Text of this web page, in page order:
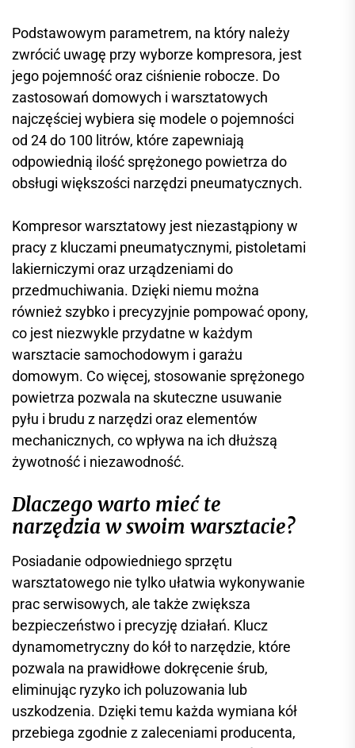
Podstawowym parametrem, na który należy
zwrócić uwagę przy wyborze kompresora, jest
jego pojemność oraz ciśnienie robocze. Do
zastosowań domowych i warsztatowych
najczęściej wybiera się modele o pojemności
od 24 do 100 litrów, które zapewniają
odpowiednią ilość sprężonego powietrza do
obsługi większości narzędzi pneumatycznych.
Kompresor warsztatowy jest niezastąpiony w
pracy z kluczami pneumatycznymi, pistoletami
lakierniczymi oraz urządzeniami do
przedmuchiwania. Dzięki niemu można
również szybko i precyzyjnie pompować opony,
co jest niezwykle przydatne w każdym
warsztacie samochodowym i garażu
domowym. Co więcej, stosowanie sprężonego
powietrza pozwala na skuteczne usuwanie
pyłu i brudu z narzędzi oraz elementów
mechanicznych, co wpływa na ich dłuższą
żywotność i niezawodność.
Dlaczego warto mieć te
narzędzia w swoim warsztacie?
Posiadanie odpowiedniego sprzętu
warsztatowego nie tylko ułatwia wykonywanie
prac serwisowych, ale także zwiększa
bezpieczeństwo i precyzję działań. Klucz
dynamometryczny do kół to narzędzie, które
pozwala na prawidłowe dokręcenie śrub,
eliminując ryzyko ich poluzowania lub
uszkodzenia. Dzięki temu każda wymiana kół
przebiega zgodnie z zaleceniami producenta,